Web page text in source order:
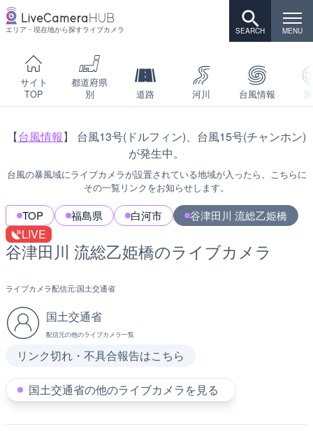
エリア・現在地から探すライブカメラ
サイト
TOP
都道府県
別
道路 河川 台風情報
【台風情報】 台風13号(ドルフィン)、台風15号(チャンホン)
が発生中。
台風の暴風域にライブカメラが設置されている地域が入ったら、こちらに
その一覧リンクをお知らせします。
TOP 福島県 白河市 谷津田川 流総乙姫橋
LIVE
谷津田川 流総乙姫橋のライブカメラ
ライブカメラ配信元:国土交通省
国土交通省
配信元の他のライブカメラ一覧
リンク切れ・不具合報告はこちら
国土交通省の他のライブカメラを見る